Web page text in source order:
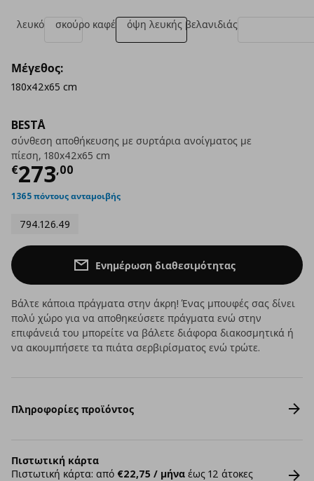
BESTÅ
σύνθεση αποθήκευσης με συρτάρια ανοίγματος με
πίεση, 180x42x65 cm
€273,00
Τρέχουσα τιμή
1365 πόντους ανταμοιβής
794.126.49
λευκό σκούρο καφέ όψη λευκής βελανιδιάς
Μέγεθος:
180x42x65 cm
Ενημέρωση διαθεσιμότητας
Βάλτε κάποια πράγματα στην άκρη! Ένας μπουφές σας δίνει
πολύ χώρο για να αποθηκεύσετε πράγματα ενώ στην
επιφάνειά του μπορείτε να βάλετε διάφορα διακοσμητικά ή
να ακουμπήσετε τα πιάτα σερβιρίσματος ενώ τρώτε.
Πληροφορίες προϊόντος
Πιστωτική κάρτα
Πιστωτική κάρτα: από €22,75 / μήνα έως 12 άτοκες